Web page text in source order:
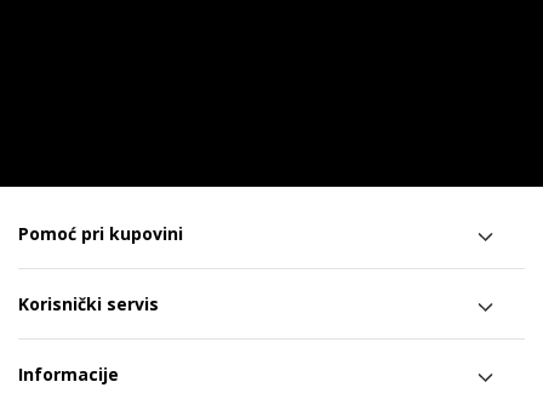
Pomoć pri kupovini
Korisnički servis
Informacije